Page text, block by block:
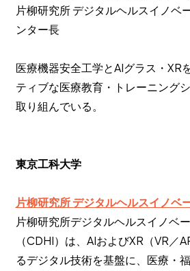
片柳研究所 デジタルヘルスイノベ
ンター長
医療機器安全工学とAIグラス・XR
ティブな医療教育・トレーニング
取り組んでいる。
東京工科大学
片柳研究所 デジタルヘルスイノベ
片柳研究所デジタルヘルスイノベ
（CDHI）は、AIおよびXR（VR／
るデジタル技術を基盤に、医療・